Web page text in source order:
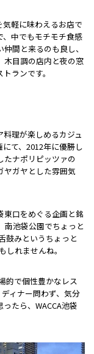
軽に味わえるお店で
中でもモチモチ食感
間と来るのも良し、
木目調の店内と夜の窓
ランです。
理が楽しめるカジュ
て、2012年に優勝し
ナポリピッツァの
ヤガヤとした雰囲気
東口をめぐる企画と銘
南池袋公園でちょっと
鼓みというちょっと
しれませんね。
的で個性豊かなレス
ィナー問わず、気分
たら、WACCA池袋